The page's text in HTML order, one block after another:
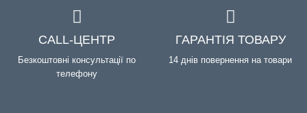
CALL-ЦЕНТР
Безкоштовні консультації по
телефону
ГАРАНТІЯ ТОВАРУ
14 днів повернення на товари